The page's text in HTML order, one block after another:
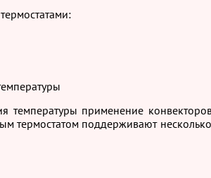
температуры применение
термостатом поддерживают